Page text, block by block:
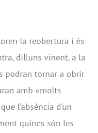
la reobertura i és
dilluns vinent, a la
podran tornar a obrir
amb «molts
l’absència d’un
quines són les